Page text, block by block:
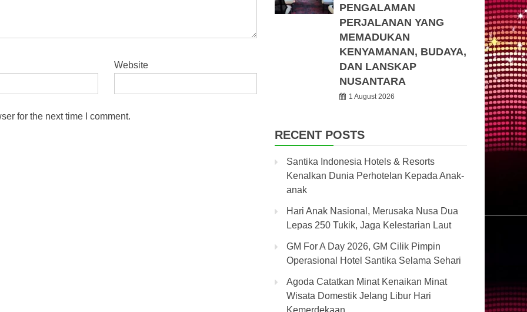
Website
for the next time I comment.
PENGALAMAN
PERJALANAN YANG
MEMADUKAN
KENYAMANAN, BUDAYA,
DAN LANSKAP
NUSANTARA
1 August 2026
RECENT POSTS
Santika Indonesia Hotels & Resorts
Kenalkan Dunia Perhotelan Kepada Anak-
anak
Hari Anak Nasional, Merusaka Nusa Dua
Lepas 250 Tukik, Jaga Kelestarian Laut
GM For A Day 2026, GM Cilik Pimpin
Operasional Hotel Santika Selama Sehari
Agoda Catatkan Minat Kenaikan Minat
Wisata Domestik Jelang Libur Hari